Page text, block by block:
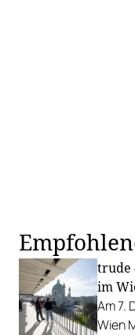
trude
im
Am 7.
Wien